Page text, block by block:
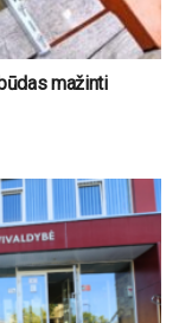
mažinti